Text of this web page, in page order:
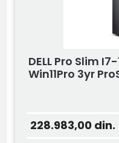
DELL Pro Slim
Win11Pro 3yr
228.983,00 din.